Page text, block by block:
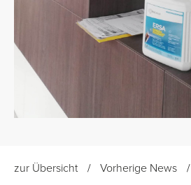
zur Übersicht Vorherige News